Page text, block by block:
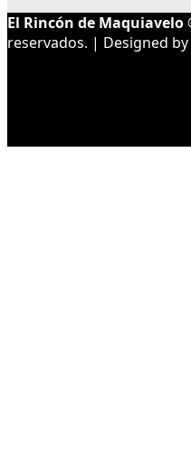
El Rincón de Maquiavelo
reservados. | Designed by